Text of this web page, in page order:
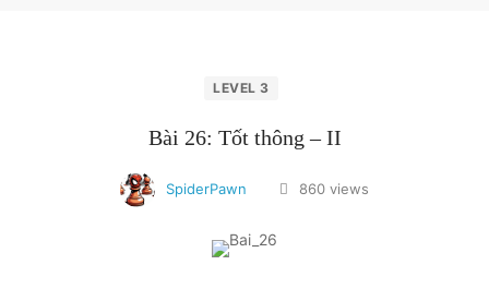
LEVEL 3
Bài 26: Tốt thông – II
SpiderPawn 860 views